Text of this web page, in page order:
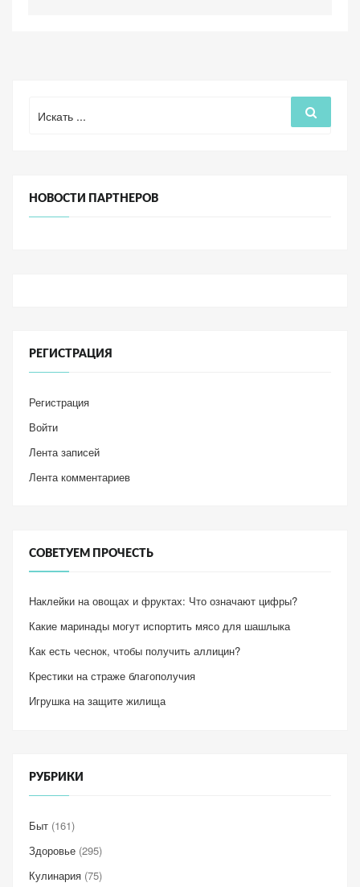
для:
Поиск
НОВОСТИ ПАРТНЕРОВ
РЕГИСТРАЦИЯ
Регистрация
Войти
Лента записей
Лента комментариев
СОВЕТУЕМ ПРОЧЕСТЬ
Наклейки на овощах и фруктах: Что означают цифры?
Какие маринады могут испортить мясо для шашлыка
Как есть чеснок, чтобы получить аллицин?
Крестики на страже благополучия
Игрушка на защите жилища
РУБРИКИ
Быт (161)
Здоровье (295)
Кулинария (75)